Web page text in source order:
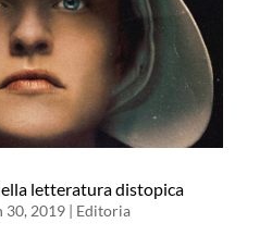
letteratura distopica
30, 2019| Editoria